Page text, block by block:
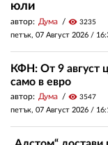
юли
автор: Дума visibility 3235
петък, 07 Август 2026 /
КФН: От 9 август
само в евро
автор: Дума visibility 3547
петък, 07 Август 2026 /